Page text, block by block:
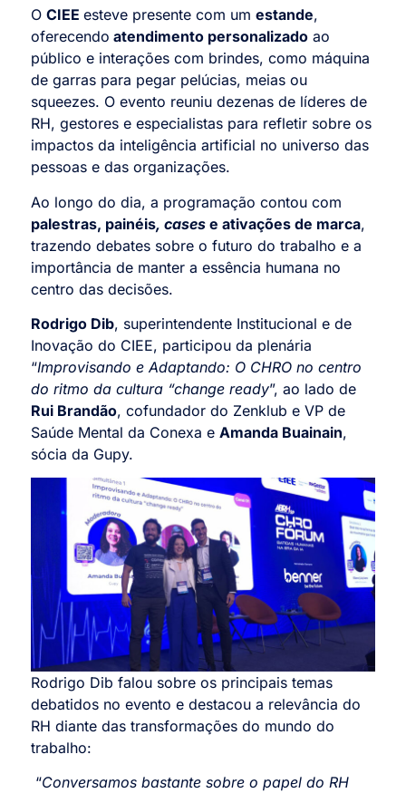
O CIEE esteve presente com um estande,
oferecendo atendimento personalizado ao
público e interações com brindes, como máquina
de garras para pegar pelúcias, meias ou
squeezes. O evento reuniu dezenas de líderes de
RH, gestores e especialistas para refletir sobre os
impactos da inteligência artificial no universo das
pessoas e das organizações.
Ao longo do dia, a programação contou com
palestras, painéis, cases e ativações de marca,
trazendo debates sobre o futuro do trabalho e a
importância de manter a essência humana no
centro das decisões.
Rodrigo Dib, superintendente Institucional e de
Inovação do CIEE, participou da plenária
“Improvisando e Adaptando: O CHRO no centro
do ritmo da cultura “change ready”, ao lado de
Rui Brandão, cofundador do Zenklub e VP de
Saúde Mental da Conexa e Amanda Buainain,
sócia da Gupy.
Rodrigo Dib falou sobre os principais temas
debatidos no evento e destacou a relevância do
RH diante das transformações do mundo do
trabalho:
“Conversamos bastante sobre o papel do RH